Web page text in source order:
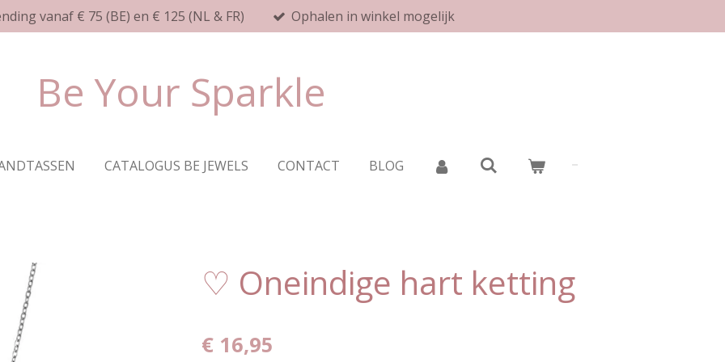
vanaf € 75 (BE) en € 125 (NL & FR) Ophalen in winkel mogelijk
Be Your Sparkle
CATALOGUS BE JEWELS CONTACT BLOG
♡ Oneindige hart ketting
€ 16,95